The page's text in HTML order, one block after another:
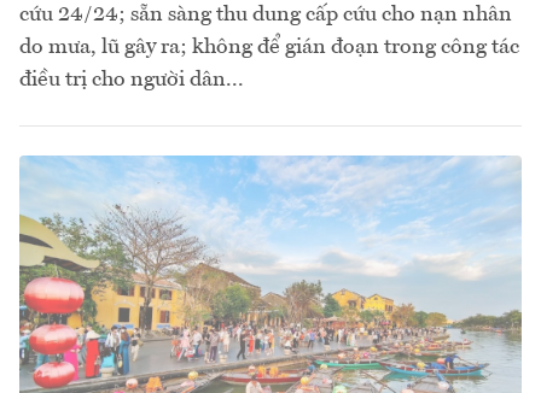
cứu 24/24; sẵn sàng thu dung cấp cứu cho nạn nhân
do mưa, lũ gây ra; không để gián đoạn trong công tác
điều trị cho người dân...